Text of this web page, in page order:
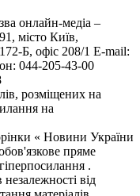
онлайн-медіа –
місто Київ,
Б, офіс 208/1 E-mail:
044-205-43-00
розміщених на
на
« Новини України
пряме
.
від